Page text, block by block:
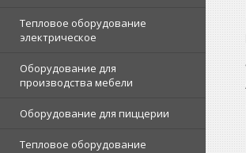
Тепловое оборудование
электрическое
Оборудование для
производства мебели
Оборудование для пиццерии
Тепловое оборудование